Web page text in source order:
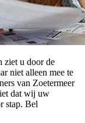
ziet u door de
niet alleen mee te
van Zoetermeer
dat wij uw
stap. Bel